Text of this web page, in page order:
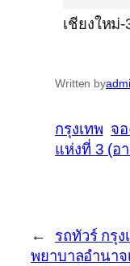
เชียงใหม่
Written by
กรุงเทพ จ
แห่งที่ 3 (อ
←
รถทัวร์ กรุง
พยาบาลอำนา